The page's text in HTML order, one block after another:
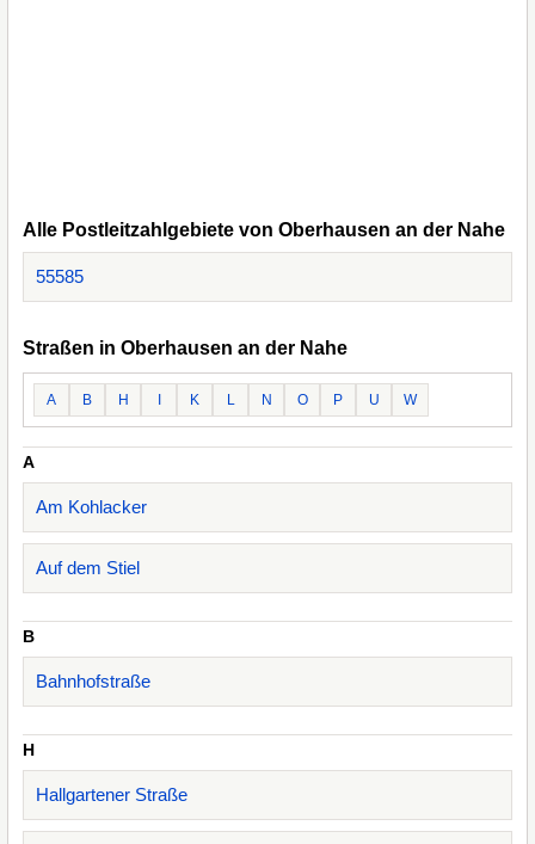
Alle Postleitzahlgebiete von Oberhausen an der Nahe
55585
Straßen in Oberhausen an der Nahe
A B H K L N O P U W
A
Am Kohlacker
Auf dem Stiel
B
Bahnhofstraße
H
Hallgartener Straße